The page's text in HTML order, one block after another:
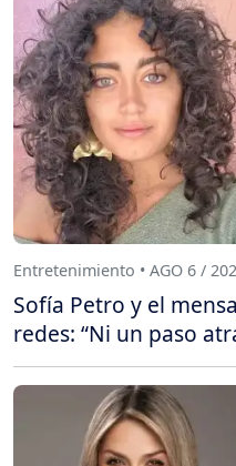
Entretenimiento • AGO 6 /
Sofía Petro y el
redes: “Ni un paso